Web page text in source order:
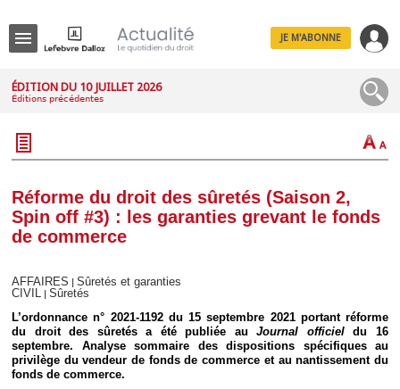
JE M'ABONNE
ÉDITION DU 10 JUILLET 2026
Éditions précédentes
Réforme du droit des sûretés (Saison 2,
Spin off #3) : les garanties grevant le fonds
de commerce
AFFAIRES
Sûretés et garanties
CIVIL
Sûretés
L’ordonnance n° 2021-1192 du 15 septembre 2021 portant réforme
du droit des sûretés a été publiée auJournal officieldu 16
septembre. Analyse sommaire des dispositions spécifiques au
privilège du vendeur de fonds de commerce et au nantissement du
fonds de commerce.